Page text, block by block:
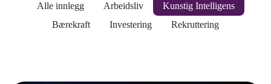
Alle innlegg Arbeidsliv
Kunstig Intelligens
Bærekraft
Investering Rekruttering